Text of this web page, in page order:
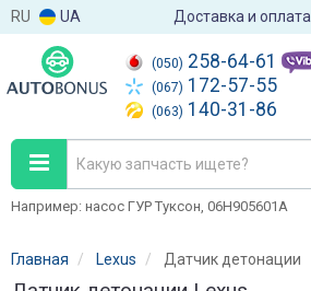
RU UA Доставка и оплата
(050) 258-64-61
(067) 172-57-55
(063) 140-31-86
Например: насос ГУР Туксон, 06H905601A
Главная Lexus Датчик детонации